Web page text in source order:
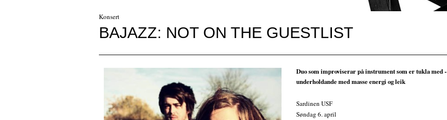
Konsert
BAJAZZ: NOT ON THE GUESTLIST
Duo som improviserar på instrument som er tukla med -
underholdande med masse energi og leik
Sardinen USF
Søndag 6. april